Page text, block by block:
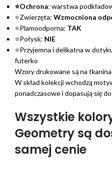
⭐Ochrona: warstwa
⭐Zwierzęta: Wzmocniona
⭐Plamoodporna: TAK
⭐Połysk: NIE
⭐Przyjemna i delikatna w
futerko
Wzory drukowane są na
W skład kolekcji wchodzą
ponadczasowe i dopasują się
Wszystkie
Geometry są
samej cenie